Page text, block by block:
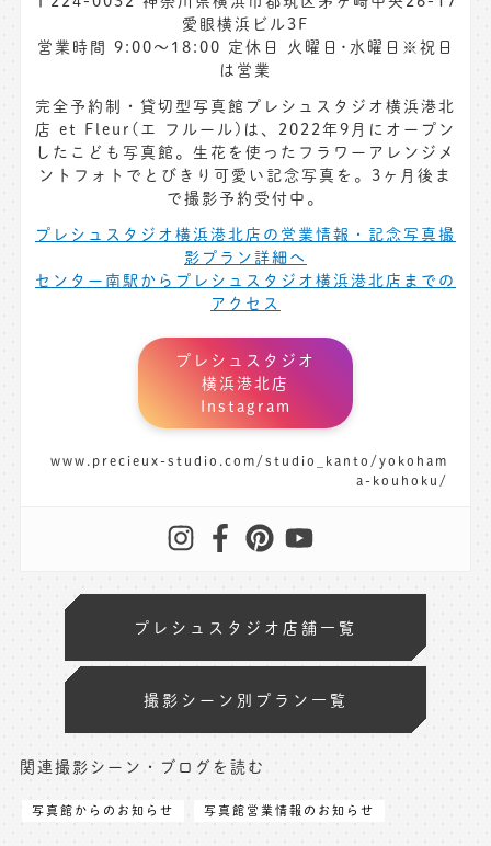
愛眼横浜ビル3F
営業時間 9:00〜18:00 定休日 火曜日･水曜日※祝日
は営業
完全予約制・貸切型写真館プレシュスタジオ横浜港北
店 et Fleur(エ フルール)は、2022年9月にオープン
したこども写真館。生花を使ったフラワーアレンジメ
ントフォトでとびきり可愛い記念写真を。3ヶ月後ま
で撮影予約受付中。
プレシュスタジオ横浜港北店の営業情報・記念写真撮
影プラン詳細へ
センター南駅からプレシュスタジオ横浜港北店までの
アクセス
プレシュスタジオ
横浜港北店
Instagram
www.precieux-studio.com/studio_kanto/yokoham
a-kouhoku/
プレシュスタジオ店舗一覧
撮影シーン別プラン一覧
関連撮影シーン・ブログを読む
写真館からのお知らせ 写真館営業情報のお知らせ